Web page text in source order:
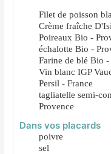
Filet de poisson
Crème fraîche
Poireaux Bio -
échalotte Bio -
Farine de blé Bio -
Vin blanc IGP
Persil - France
tagliatelle semi-
Provence
Dans vos placards
poivre
sel